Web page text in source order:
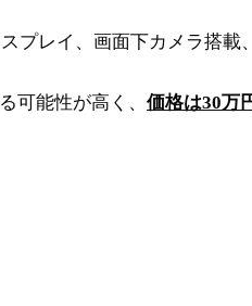
プレイ、画面下カメラ搭載
可能性が高く、 価格は30万